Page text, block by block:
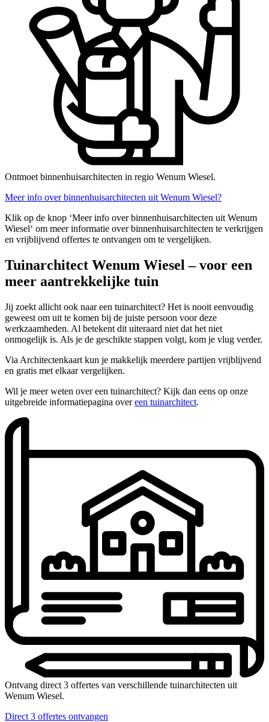
Ontmoet binnenhuisarchitecten in regio Wenum Wiesel.
Meer info over binnenhuisarchitecten uit Wenum Wiesel?
Klik op de knop ‘Meer info over binnenhuisarchitecten uit Wenum
Wiesel‘ om meer informatie over binnenhuisarchitecten te verkrijgen
en vrijblijvend offertes te ontvangen om te vergelijken.
Tuinarchitect Wenum Wiesel – voor een
meer aantrekkelijke tuin
Jij zoekt allicht ook naar een tuinarchitect? Het is nooit eenvoudig
geweest om uit te komen bij de juiste persoon voor deze
werkzaamheden. Al betekent dit uiteraard niet dat het niet
onmogelijk is. Als je de geschikte stappen volgt, kom je vlug verder.
Via Architectenkaart kun je makkelijk meerdere partijen vrijblijvend
en gratis met elkaar vergelijken.
Wil je meer weten over een tuinarchitect? Kijk dan eens op onze
uitgebreide informatiepagina overeen tuinarchitect.
Ontvang direct 3 offertes van verschillende tuinarchitecten uit
Wenum Wiesel.
Direct 3 offertes ontvangen